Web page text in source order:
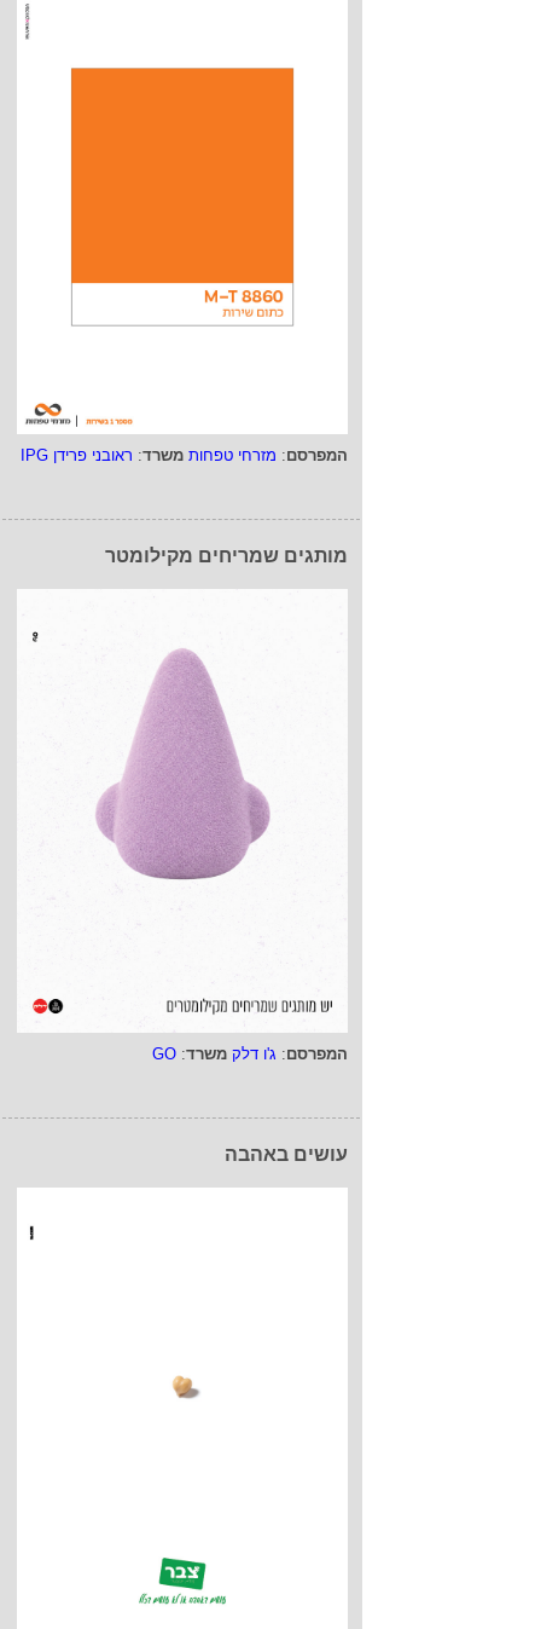
המפרסם: מזרחי טפחות משרד: ראובני פרידן IPG
מותגים שמריחים מקילומטר
המפרסם: ג'ו דלק משרד:
GO
עושים באהבה